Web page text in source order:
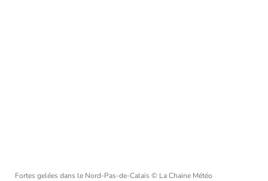
Fortes gelées dans le Nord-Pas-de-Calais © La Chaine Météo